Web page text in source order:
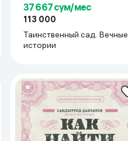
37 667 сум/мес
113 000
Таинственный сад. Вечные
истории